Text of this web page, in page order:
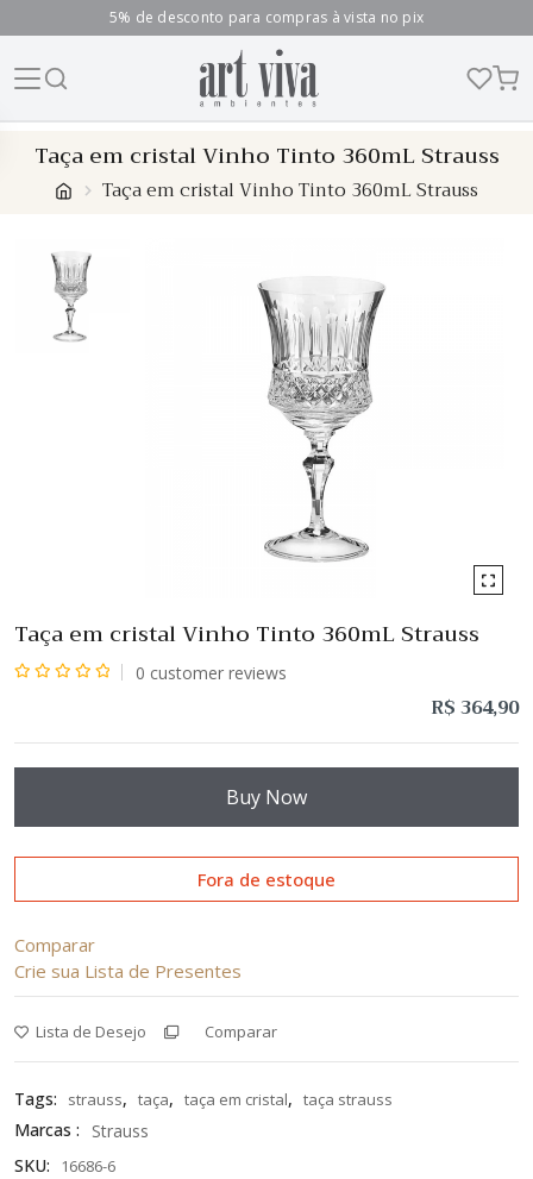
content
5% de desconto para compras à vista no pix
Taça em cristal Vinho Tinto 360mL Strauss
Taça em cristal Vinho Tinto 360mL Strauss
Taça em cristal Vinho Tinto 360mL Strauss
0 customer reviews
R$364,90
Buy Now
Fora de estoque
Comparar
Crie sua Lista de Presentes
Lista de Desejo Comparar
Tags: strauss, taça, taça em cristal, taça strauss
Marcas :
Strauss
SKU:
16686-6